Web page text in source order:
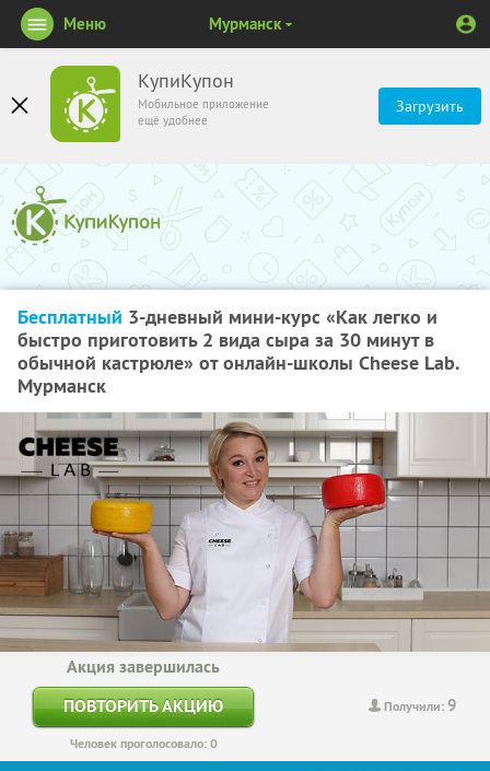
КупиКупон
Мобильное приложение
ещё удобнее
Загрузить
Меню Мурманск
Бесплатный 3-дневный мини-курс «Как легко и
быстро приготовить 2 вида сыра за 30 минут в
обычной кастрюле» от онлайн-школы Cheese Lab.
Мурманск
Получили:9
Акция завершилась
ПОВТОРИТЬ АКЦИЮ
Человек проголосовало: 0